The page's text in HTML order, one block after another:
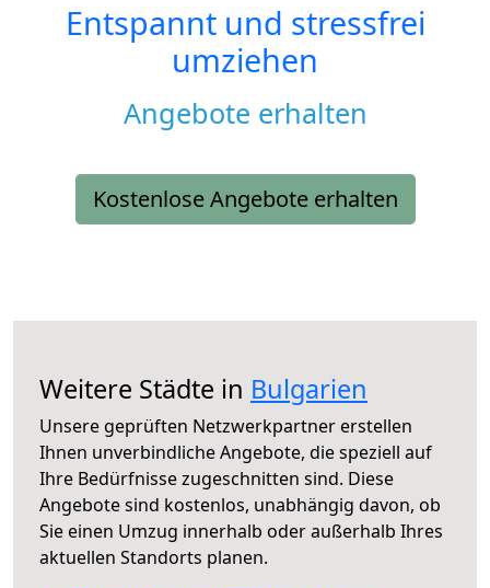
Entspannt und stressfrei
umziehen
Angebote erhalten
Kostenlose Angebote erhalten
Weitere Städte in Bulgarien
Unsere geprüften Netzwerkpartner erstellen
Ihnen unverbindliche Angebote, die speziell auf
Ihre Bedürfnisse zugeschnitten sind. Diese
Angebote sind kostenlos, unabhängig davon, ob
Sie einen Umzug innerhalb oder außerhalb Ihres
aktuellen Standorts planen.